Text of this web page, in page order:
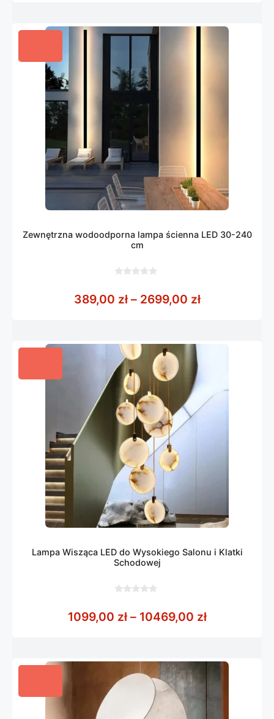
Zewnętrzna wodoodporna lampa ścienna LED 30-240
cm
5
389,00 zł – 2699,00 złZakres cen:
Lampa Wisząca LED do Wysokiego Salonu i Klatki
Schodowej
5
1099,00 zł – 10469,00 złZakres